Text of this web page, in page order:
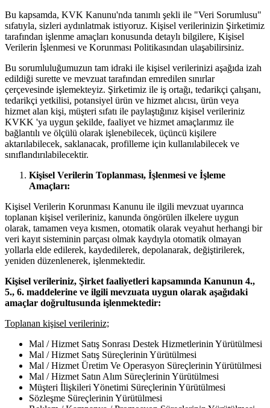
Bu kapsamda, KVK Kanunu'nda tanımlı şekli ile "Veri Sorumlusu"
sıfatıyla, sizleri aydınlatmak istiyoruz. Kişisel verilerinizin Şirketimiz
tarafından işlenme amaçları konusunda detaylı bilgilere, Kişisel
Verilerin İşlenmesi ve Korunması Politikasından ulaşabilirsiniz.
Bu sorumluluğumuzun tam idraki ile kişisel verilerinizi aşağıda izah
edildiği surette ve mevzuat tarafından emredilen sınırlar
çerçevesinde işlemekteyiz. Şirketimiz ile iş ortağı, tedarikçi çalışanı,
tedarikçi yetkilisi, potansiyel ürün ve hizmet alıcısı, ürün veya
hizmet alan kişi, müşteri sıfatı ile paylaştığınız kişisel verileriniz
KVKK 'ya uygun şekilde, faaliyet ve hizmet amaçlarımız ile
bağlantılı ve ölçülü olarak işlenebilecek, üçüncü kişilere
aktarılabilecek, saklanacak, profilleme için kullanılabilecek ve
sınıflandırılabilecektir.
Kişisel Verilerin Toplanması, İşlenmesi ve İşleme
Amaçları:
Kişisel Verilerin Korunması Kanunu ile ilgili mevzuat uyarınca
toplanan kişisel verileriniz, kanunda öngörülen ilkelere uygun
olarak, tamamen veya kısmen, otomatik olarak veyahut herhangi bir
veri kayıt sisteminin parçası olmak kaydıyla otomatik olmayan
yollarla elde edilerek, kaydedilerek, depolanarak, değiştirilerek,
yeniden düzenlenerek, işlenmektedir.
Kişisel verileriniz, Şirket faaliyetleri kapsamında Kanunun 4.,
5., 6. maddelerine ve ilgili mevzuata uygun olarak aşağıdaki
amaçlar doğrultusunda işlenmektedir:
Toplanan kişisel verileriniz;
Mal / Hizmet Satış Sonrası Destek Hizmetlerinin Yürütülmesi
Mal / Hizmet Satış Süreçlerinin Yürütülmesi
Mal / Hizmet Üretim Ve Operasyon Süreçlerinin Yürütülmesi
Mal / Hizmet Satın Alım Süreçlerinin Yürütülmesi
Müşteri İlişkileri Yönetimi Süreçlerinin Yürütülmesi
Sözleşme Süreçlerinin Yürütülmesi